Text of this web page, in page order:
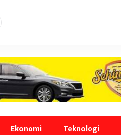
Ekonomi Teknologi